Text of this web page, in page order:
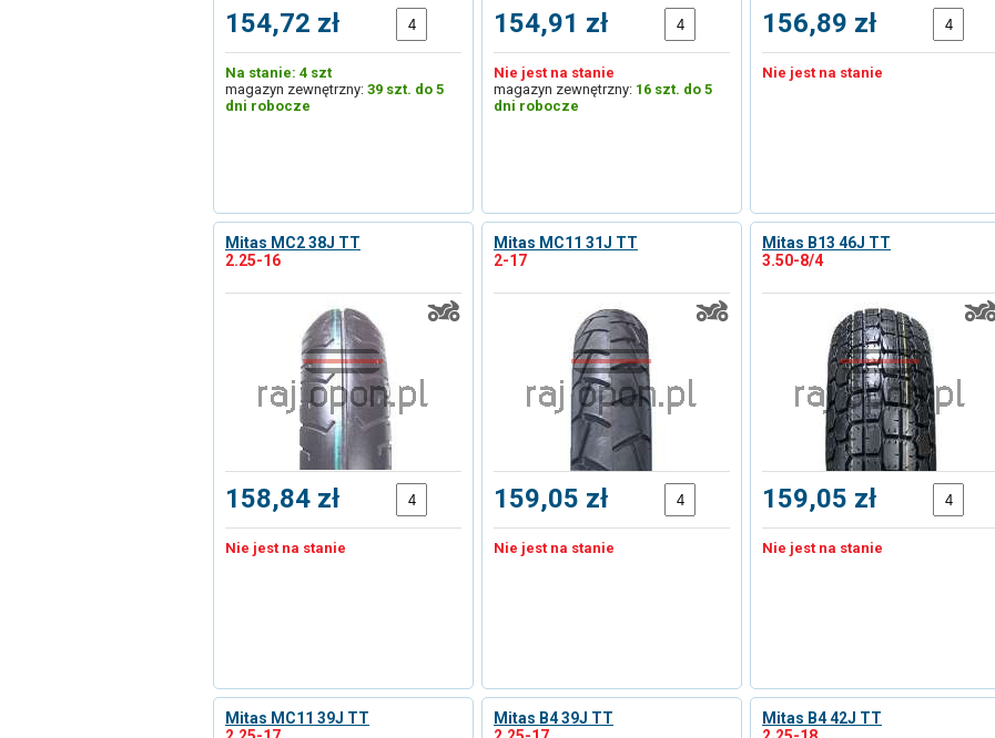
154,72 zł
Na stanie: 4 szt
magazyn zewnętrzny: 39 szt. do 5
dni robocze
154,91 zł
Nie jest na stanie
magazyn zewnętrzny: 16 szt. do 5
dni robocze
156,89 zł
Nie jest na stanie
Mitas MC2 38J TT
2.25-16
158,84 zł
Nie jest na stanie
Mitas MC11 31J TT
2-17
159,05 zł
Nie jest na stanie
Mitas B13 46J TT
3.50-8/4
159,05 zł
Nie jest na stanie
Mitas MC11 39J TT
Mitas B4 39J TT
Mitas B4 42J TT